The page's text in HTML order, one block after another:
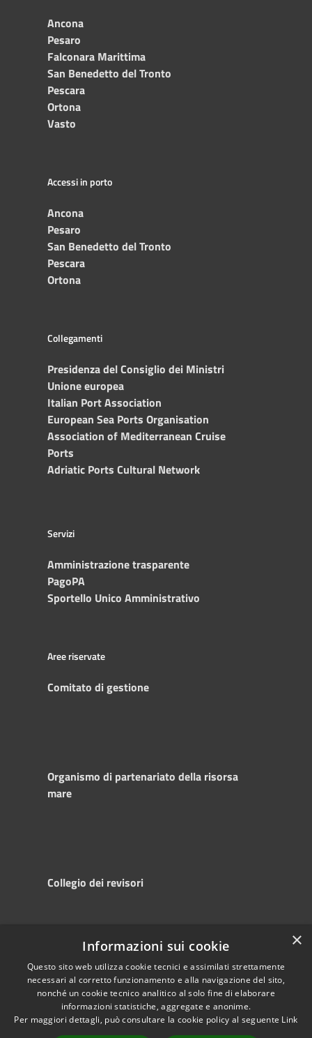
Ancona
Pesaro
Falconara Marittima
San Benedetto del Tronto
Pescara
Ortona
Vasto
Accessi in porto
Ancona
Pesaro
San Benedetto del Tronto
Pescara
Ortona
Collegamenti
Presidenza del Consiglio dei Ministri
Unione europea
Italian Port Association
European Sea Ports Organisation
Association of Mediterranean Cruise
Ports
Adriatic Ports Cultural Network
Servizi
Amministrazione trasparente
PagoPA
Sportello Unico Amministrativo
Aree riservate
Comitato di gestione
Organismo di partenariato della risorsa
mare
Collegio dei revisori
Accessibility
Privacy
Cookie
Sitemap
Copyright © 2025
Autorità di
Sistema Portuale
del Mare Adriatico
Centrale
Powered by
×
Informazioni sui cookie
Questo sito web utilizza cookie tecnici e assimilati strettamente
necessari al corretto funzionamento e alla navigazione del sito,
nonché un cookie tecnico analitico al solo fine di elaborare
informazioni statistiche, aggregate e anonime.
Per maggiori dettagli, può consultare la cookie policy al seguente Link